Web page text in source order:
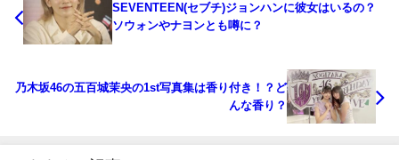
SEVENTEEN(セブチ)ジョンハンに彼女はいるの？
ソウォンやナヨンとも噂に？
乃木坂46の五百城茉央の1st写真集は香り付き！？ど
んな香り？